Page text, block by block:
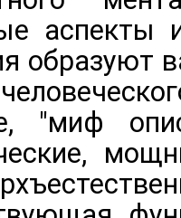
аспекты
образуют
"миф